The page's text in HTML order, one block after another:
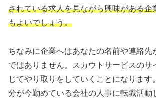
されている求人を見ながら興味がある企
もよいでしょう。
ちなみに企業へはあなたの名前や連絡先
ではありません。スカウトサービスのサ
じてやり取りをしていくことになります
分が今勤めている会社の人事に転職活動